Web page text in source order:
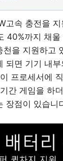
고속 충전을 지
40%까지 채울
천을 지원하고
되면 기기 내
프로세서에
간 게임을 하
장점이 있습니